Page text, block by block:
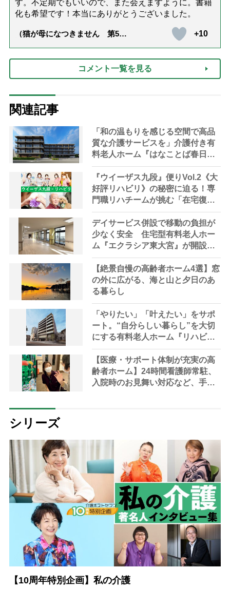
す。不定期でもいいので、また会えますように。書籍
化も希望です！本当にありがとうございました。
（猫が母になつきません 第500
+10
コメント一覧を見る
関連記事
「和の温もりを感じる空間で高品
質な介護サービスを」介護付き有
料老人ホーム『はなことば春日
部』来春オープン【埼玉県・春日
部市】
『ウイーザス九段』便りVol.2《大
好評リハビリ》の秘密に迫る！専
門職リハチームが挑む「在宅復帰
の可能性を広げる」「人生の幸福
を追求する」 “リハビリ革命”と
は？
デイサービス併設で移動の負担が
少なく安全 住宅型有料老人ホー
ム『エクラシア東大宮』が開設
【埼玉県・さいたま市】
【絶景自慢の高齢者ホーム4選】窓
の外に広がる、海と山と夕日のあ
る暮らし
「やりたい」「叶えたい」をサポ
ート。“自分らしい暮らし”を大切
にする有料老人ホーム『リハビリ
ホームグランダ池田満寿美町』が
開設【大阪府・池田市】
【医療・サポート体制が充実の高
齢者ホーム】24時間看護師常駐、
入院時のお見舞い対応など、手厚
シリーズ
【10周年特別企画】私の介護